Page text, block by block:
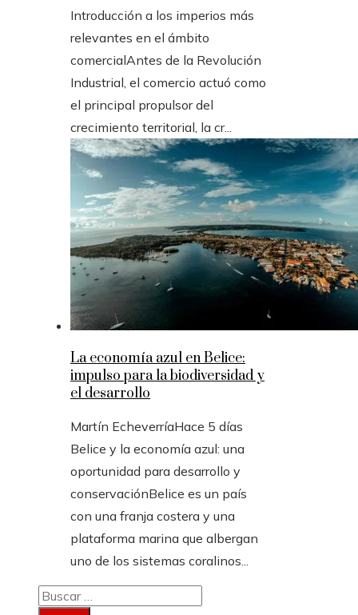
Introducción a los imperios más
relevantes en el ámbito
comercialAntes de la Revolución
Industrial, el comercio actuó como
el principal propulsor del
crecimiento territorial, la cr...
La economía azul en Belice:
impulso para la biodiversidad y
el desarrollo
Martín EcheverríaHace 5 días
Belice y la economía azul: una
oportunidad para desarrollo y
conservaciónBelice es un país
con una franja costera y una
plataforma marina que albergan
uno de los sistemas coralinos...
Buscar: